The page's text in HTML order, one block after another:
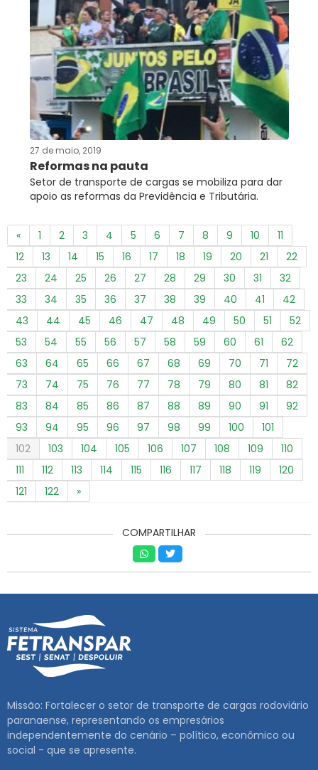
27 de maio, 2019
Reformas na pauta
Setor de transporte de cargas se mobiliza para dar
apoio as reformas da Previdência e Tributária.
« 1 2 3 4 5 6 7 8 9 10
11
12
13 14 15 16 17 18 19 20 21
22
23
24 25 26 27 28 29 30 31
32
33
34 35 36 37 38 39 40 41
42
43
44 45 46 47 48 49 50 51
52
53
54 55 56 57 58 59 60 61
62
63
64 65 66 67 68 69 70 71
72
73
74 75 76 77 78 79 80 81
82
83
84 85 86 87 88 89 90 91
92
93
94 95 96 97 98 99 100
101
102
103 104 105 106 107 108 109
110
111
112 113 114 115 116 117 118 119
120
121
122 »
COMPARTILHAR
Missão: Fortalecer o setor de transporte de cargas rodoviário
paranaense, representando os empresários
independentemente do cenário – político, econômico ou
social - que se apresente.